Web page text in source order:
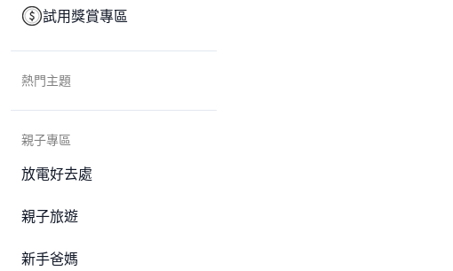
試用獎賞專區
熱門主題
親子專區
放電好去處
親子旅遊
新手爸媽